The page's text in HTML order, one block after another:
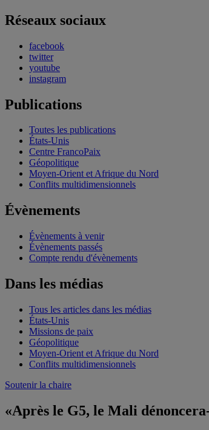
Réseaux sociaux
facebook
twitter
youtube
instagram
Publications
Toutes les publications
États-Unis
Centre FrancoPaix
Géopolitique
Moyen-Orient et Afrique du Nord
Conflits multidimensionnels
Évènements
Évènements à venir
Évènements passés
Compte rendu d'évènements
Dans les médias
Tous les articles dans les médias
États-Unis
Missions de paix
Géopolitique
Moyen-Orient et Afrique du Nord
Conflits multidimensionnels
Soutenir la chaire
«Après le G5, le Mali